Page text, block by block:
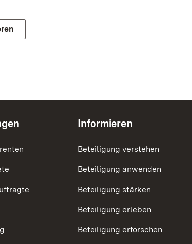
Informieren
Beteiligung verstehen
Beteiligung anwenden
Beteiligung stärken
Beteiligung erleben
Beteiligung erforschen